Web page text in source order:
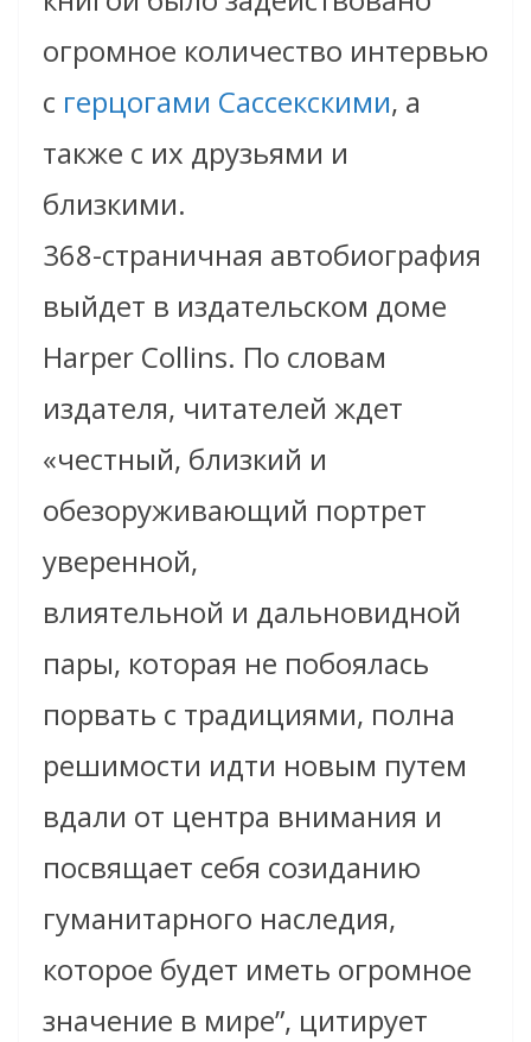
огромное количество интервью
с герцогами Сассекскими, а
также c их друзьями и
близкими.
368-страничная автобиография
выйдет в издательском доме
Harper Collins. По словам
издателя, читателей ждет
«честный, близкий и
обезоруживающий портрет
уверенной,
влиятельной и дальновидной
пары, которая не побоялась
порвать с традициями, полна
решимости идти новым путем
вдали от центра внимания и
посвящает себя созиданию
гуманитарного наследия,
которое будет иметь огромное
значение в мире”, цитирует